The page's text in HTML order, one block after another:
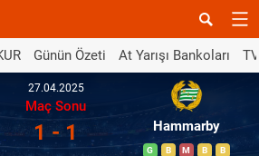
Günün Özeti At Yarışı Bankoları
27.04.2025
Maç Sonu
1 - 1 Hammarby
G B M B B